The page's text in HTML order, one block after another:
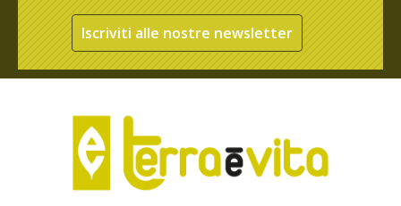
Iscriviti alle nostre newsletter